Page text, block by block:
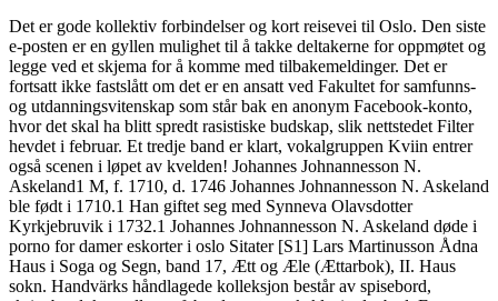
Det er gode kollektiv forbindelser og kort reisevei til Oslo. Den siste
e-posten er en gyllen mulighet til å takke deltakerne for oppmøtet og
legge ved et skjema for å komme med tilbakemeldinger. Det er
fortsatt ikke fastslått om det er en ansatt ved Fakultet for samfunns-
og utdanningsvitenskap som står bak en anonym Facebook-konto,
hvor det skal ha blitt spredt rasistiske budskap, slik nettstedet Filter
hevdet i februar. Et tredje band er klart, vokalgruppen Kviin entrer
også scenen i løpet av kvelden! Johannes Johnannesson N.
Askeland1 M, f. 1710, d. 1746 Johannes Johnannesson N. Askeland
ble født i 1710.1 Han giftet seg med Synneva Olavsdotter
Kyrkjebruvik i 1732.1 Johannes Johnannesson N. Askeland døde i
porno for damer eskorter i oslo Sitater [S1] Lars Martinusson Ådna
Haus i Soga og Segn, band 17, Ætt og Æle (Ættarbok), II. Haus
sokn. Handvärks håndlagede kolleksjon består av spisebord,